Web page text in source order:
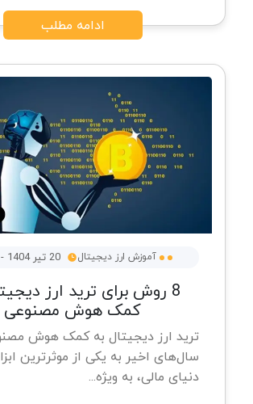
ادامه مطلب
آموزش ارز دیجیتال
8 روش برای ترید ارز
کمک هوش مصنوعی
ترید ارز دیجیتال به کمک هوش
سال‌های اخیر به یکی از موثرترین
دنیای مالی، به ویژه...